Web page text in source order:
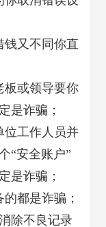
钱又不同你直
板或领导要你
是诈骗；
位工作人员并
“安全账户”
是诈骗；
都是诈骗；
除不良记录